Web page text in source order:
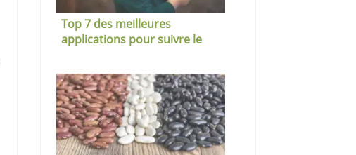
Top 7 des meilleures
applications pour suivre le